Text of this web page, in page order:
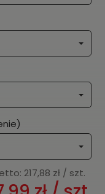
217,88 zł/ szt.